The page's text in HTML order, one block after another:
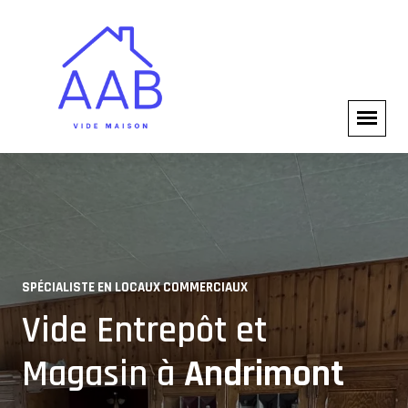
SPÉCIALISTE EN LOCAUX COMMERCIAUX
Vide Entrepôt et
Magasin àAndrimont
SERVICES PROFESSIONNELS
Solutions pour
Professionnels